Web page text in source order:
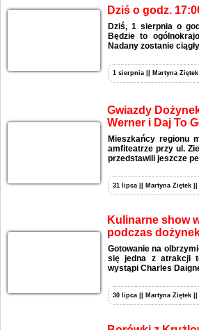
Dziś o godz.
Dziś, 1 sierpnia o
Będzie to
Nadany zostanie
1 sierpnia || Martyna
Gwiazdy
Werner i Daj To
Mieszkańcy regionu
amfiteatrze przy ul.
przedstawili jeszcze
31 lipca || Martyna Ziętek
Kulinarne show
podczas
Gotowanie na
się jedna z atrakcji
wystąpi Charles
30 lipca || Martyna Ziętek